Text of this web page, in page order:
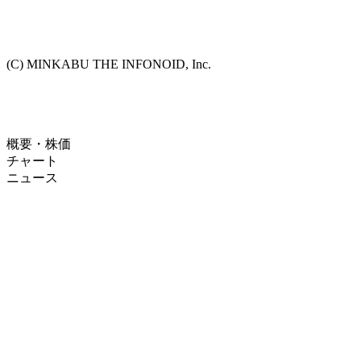
(C) MINKABU THE INFONOID, Inc.
概要・株価
チャート
ニュース